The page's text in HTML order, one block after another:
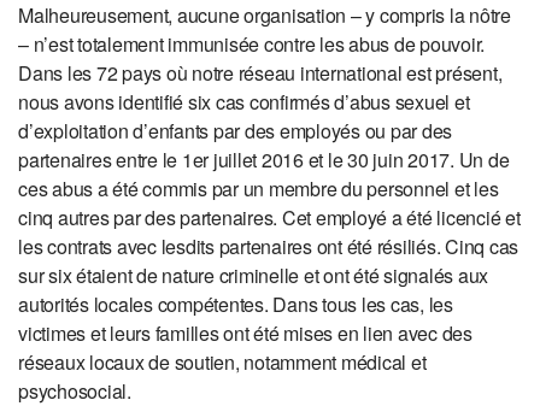
Malheureusement, aucune organisation – y compris la nôtre
– n’est totalement immunisée contre les abus de pouvoir.
Dans les 72 pays où notre réseau international est présent,
nous avons identifié six cas confirmés d’abus sexuel et
d’exploitation d’enfants par des employés ou par des
partenaires entre le 1er juillet 2016 et le 30 juin 2017. Un de
ces abus a été commis par un membre du personnel et les
cinq autres par des partenaires. Cet employé a été licencié et
les contrats avec lesdits partenaires ont été résiliés. Cinq cas
sur six étaient de nature criminelle et ont été signalés aux
autorités locales compétentes. Dans tous les cas, les
victimes et leurs familles ont été mises en lien avec des
réseaux locaux de soutien, notamment médical et
psychosocial.